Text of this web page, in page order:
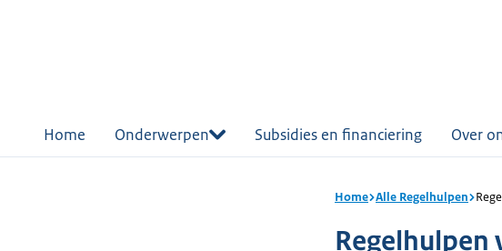
Home Onderwerpen Subsidies en financiering Over
Home Alle Regelhulpen
Regelhulpen